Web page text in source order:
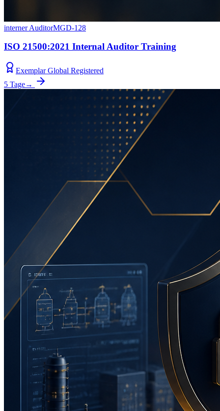
interner AuditorMGD-128
ISO 21500:2021 Internal Auditor Training
Exemplar Global Registered
5 Tage→